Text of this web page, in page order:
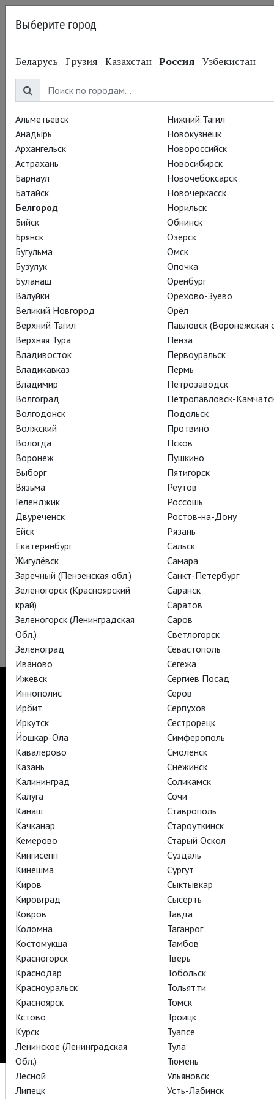
05.02.2015 Национальный театр
Британцы наступают
Британские актеры завоевывают Голливуд! Ничего
удивительного: и в театре, и в кино они одинаково хороши.
Видео-признание в любви от Vanity Fair:
Часть 1|Часть 2
TheatreHD
TheatreHD Опера
TheatreHD Балет в кино
АРТ-ЛЕКТОРИЙ В КИНО
TheatreHD
АРТ-ЛЕКТОРИЙ В КИНО
TheatreHD
TheatreHD Опера
TheatreHD Балет в кино
АРТ-ЛЕКТОРИЙ В КИНО
Подписаться на рассылку
Поддержать
Стать волонтёром
Как организовать показ в вашем городе
Контакты
18+
Выберите город
Беларусь Грузия Казахстан Россия Узбекистан
Альметьевск
Анадырь
Архангельск
Астрахань
Барнаул
Батайск
Белгород
Бийск
Брянск
Бугульма
Бузулук
Буланаш
Валуйки
Великий Новгород
Верхний Тагил
Верхняя Тура
Владивосток
Владикавказ
Владимир
Волгоград
Волгодонск
Волжский
Вологда
Воронеж
Выборг
Вязьма
Геленджик
Двуреченск
Ейск
Екатеринбург
Жигулёвск
Заречный (Пензенская обл.)
Зеленогорск (Красноярский
край)
Зеленогорск (Ленинградская
Обл.)
Зеленоград
Иваново
Ижевск
Иннополис
Ирбит
Иркутск
Йошкар-Ола
Кавалерово
Казань
Калининград
Калуга
Канаш
Качканар
Кемерово
Кингисепп
Кинешма
Киров
Кировград
Ковров
Коломна
Костомукша
Красногорск
Краснодар
Красноуральск
Красноярск
Кстово
Курск
Ленинское (Ленинградская
Обл.)
Лесной
Липецк
Нижний Тагил
Новокузнецк
Новороссийск
Новосибирск
Новочебоксарск
Новочеркасск
Норильск
Обнинск
Озёрск
Омск
Опочка
Оренбург
Орехово-Зуево
Орёл
Павловск (Воронежская
Пенза
Первоуральск
Пермь
Петрозаводск
Петропавловск-
Подольск
Протвино
Псков
Пушкино
Пятигорск
Реутов
Россошь
Ростов-на-Дону
Рязань
Сальск
Самара
Санкт-Петербург
Саранск
Саратов
Саров
Светлогорск
Севастополь
Сегежа
Сергиев Посад
Серов
Серпухов
Сестрорецк
Симферополь
Смоленск
Снежинск
Соликамск
Сочи
Ставрополь
Староуткинск
Старый Оскол
Суздаль
Сургут
Сыктывкар
Сысерть
Тавда
Таганрог
Тамбов
Тверь
Тобольск
Тольятти
Томск
Троицк
Туапсе
Тула
Тюмень
Ульяновск
Усть-Лабинск